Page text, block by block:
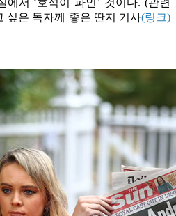
싶은 독자께 좋은 딴지 기사(링크)